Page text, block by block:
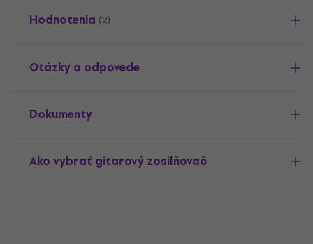
Hodnotenia (2)
Otázky a odpovede
Dokumenty
Ako vybrať gitarový zosilňovač